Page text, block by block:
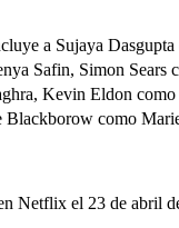
a Sujaya
Safin, Simon Sears
Kevin Eldon
Blackborow como
Netflix el 23 de abril